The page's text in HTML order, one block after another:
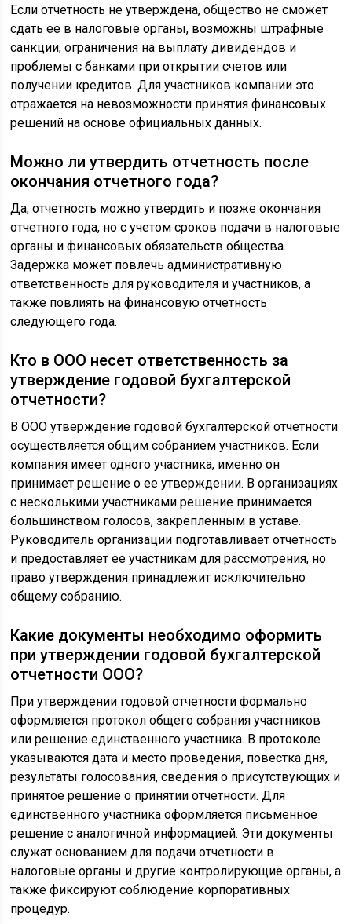
Если отчетность не утверждена, общество не сможет
сдать ее в налоговые органы, возможны штрафные
санкции, ограничения на выплату дивидендов и
проблемы с банками при открытии счетов или
получении кредитов. Для участников компании это
отражается на невозможности принятия финансовых
решений на основе официальных данных.
Можно ли утвердить отчетность после
окончания отчетного года?
Да, отчетность можно утвердить и позже окончания
отчетного года, но с учетом сроков подачи в налоговые
органы и финансовых обязательств общества.
Задержка может повлечь административную
ответственность для руководителя и участников, а
также повлиять на финансовую отчетность
следующего года.
Кто в ООО несет ответственность за
утверждение годовой бухгалтерской
отчетности?
В ООО утверждение годовой бухгалтерской отчетности
осуществляется общим собранием участников. Если
компания имеет одного участника, именно он
принимает решение о ее утверждении. В организациях
с несколькими участниками решение принимается
большинством голосов, закрепленным в уставе.
Руководитель организации подготавливает отчетность
и предоставляет ее участникам для рассмотрения, но
право утверждения принадлежит исключительно
общему собранию.
Какие документы необходимо оформить
при утверждении годовой бухгалтерской
отчетности ООО?
При утверждении годовой отчетности формально
оформляется протокол общего собрания участников
или решение единственного участника. В протоколе
указываются дата и место проведения, повестка дня,
результаты голосования, сведения о присутствующих и
принятое решение о принятии отчетности. Для
единственного участника оформляется письменное
решение с аналогичной информацией. Эти документы
служат основанием для подачи отчетности в
налоговые органы и другие контролирующие органы, а
также фиксируют соблюдение корпоративных
процедур.